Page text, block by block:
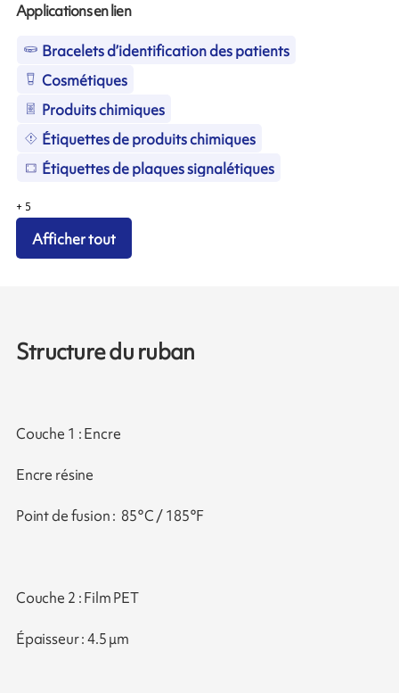
Applications en lien
Bracelets d’identification des patients
Cosmétiques
Produits chimiques
Étiquettes de produits chimiques
Étiquettes de plaques signalétiques
+ 5
Afficher tout
Structure du ruban
Couche 1 : Encre
Encre résine
Point de fusion : 85°C / 185°F
Couche 2 : Film PET
Épaisseur : 4.5 μm